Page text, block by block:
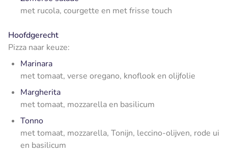
met rucola, courgette en met frisse touch
Hoofdgerecht
Pizza naar keuze:
Marinara
met tomaat, verse oregano, knoflook en olijfolie
Margherita
met tomaat, mozzarella en basilicum
Tonno
met tomaat, mozzarella, Tonijn, leccino-olijven, rode ui
en basilicum